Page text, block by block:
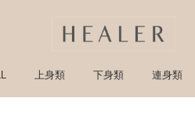
上身類 下身類 連身類